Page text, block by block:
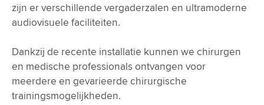
zijn er verschillende vergaderzalen en ultramoderne
audiovisuele faciliteiten.
Dankzij de recente installatie kunnen we chirurgen
en medische professionals ontvangen voor
meerdere en gevarieerde chirurgische
trainingsmogelijkheden.